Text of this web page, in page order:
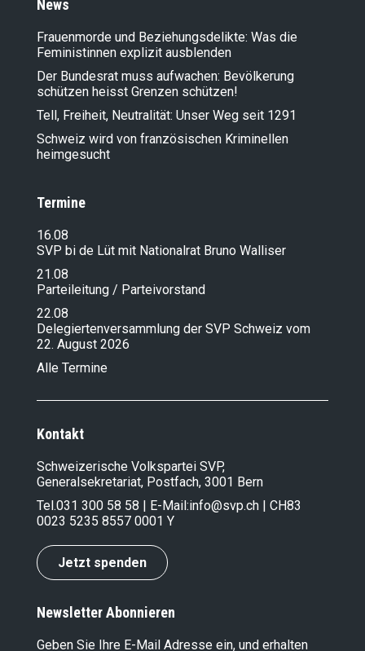
News
Frauenmorde und Beziehungsdelikte: Was die
Feministinnen explizit ausblenden
Der Bundesrat muss aufwachen: Bevölkerung
schützen heisst Grenzen schützen!
Tell, Freiheit, Neutralität: Unser Weg seit 1291
Schweiz wird von französischen Kriminellen
heimgesucht
Termine
16.08
SVP bi de Lüt mit Nationalrat Bruno Walliser
21.08
Parteileitung / Parteivorstand
22.08
Delegiertenversammlung der SVP Schweiz vom
22. August 2026
Alle Termine
Kontakt
Schweizerische Volkspartei SVP,
Generalsekretariat, Postfach, 3001 Bern
Tel.031 300 58 58 | E-Mail:info@svp.ch | CH83
0023 5235 8557 0001 Y
Jetzt spenden
Newsletter Abonnieren
Geben Sie Ihre E-Mail Adresse ein, und erhalten